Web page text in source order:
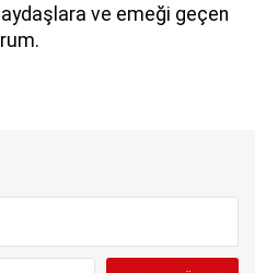
ve emeği geçen